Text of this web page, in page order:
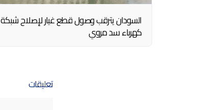
السودان يترقب وصول قطع غيار لإصلاح شبكة
كهرباء سد مروي
تعليقات